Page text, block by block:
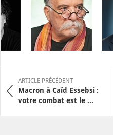
ARTICLE PRÉCÉDENT
Macron à Caïd Essebsi :
votre combat est le ...